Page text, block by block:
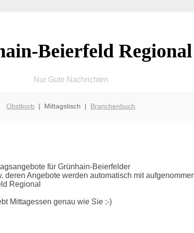
Beierfeld Regional
Nur Gute Nachrichten
Obstkorb | Mittagstisch | Branchenbuch
für Grünhain-Beierfelder
deren Angebote werden automatisch mit
Regional
Mittagessen genau wie Sie :-)